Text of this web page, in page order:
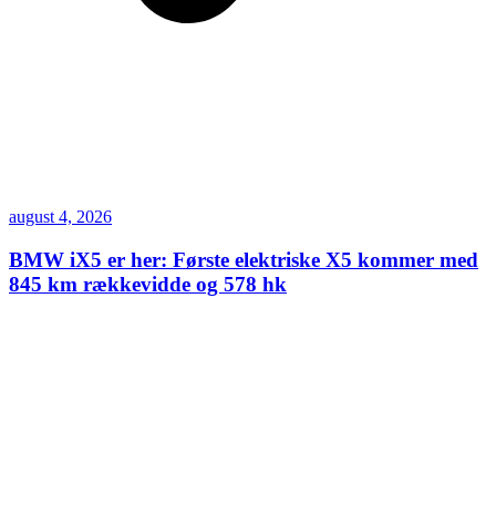
august 4, 2026
BMW iX5 er her: Første elektriske X5 kommer med
845 km rækkevidde og 578 hk